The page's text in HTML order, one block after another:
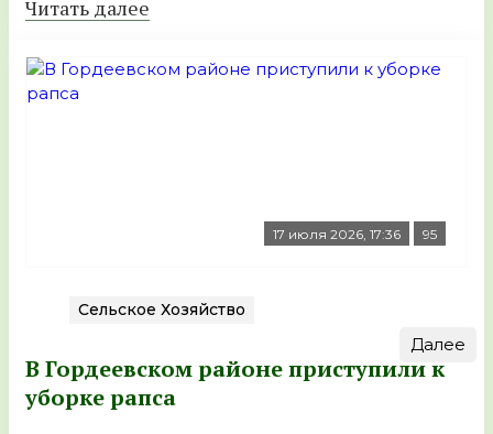
Читать далее
17 июля 2026, 17:36 95
Сельское Хозяйство
В Гордеевском районе приступили к
уборке рапса
Далее